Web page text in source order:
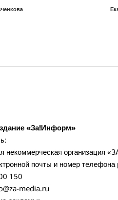
«За!Информ»
некоммерческая организация
почты и номер телефона
150
media.ru